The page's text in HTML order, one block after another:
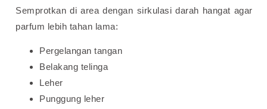
Semprotkan di area dengan sirkulasi darah hangat agar
parfum lebih tahan lama:
Pergelangan tangan
Belakang telinga
Leher
Punggung leher